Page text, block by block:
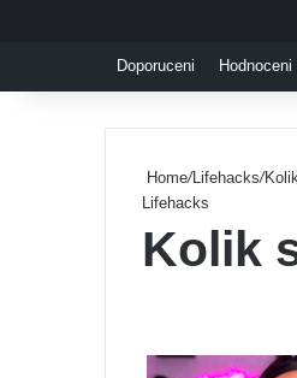
Doporuceni Hodnoceni
Home/Lifehacks/
Lifehacks
Kolik